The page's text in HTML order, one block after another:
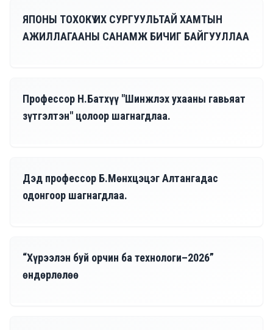
ЯПОНЫ ТОХОКҮ ИХ СУРГУУЛЬТАЙ ХАМТЫН
АЖИЛЛАГААНЫ САНАМЖ БИЧИГ БАЙГУУЛЛАА
Профессор Н.Батхүү "Шинжлэх ухааны гавьяат
зүтгэлтэн" цолоор шагнагдлаа.
Дэд профессор Б.Мөнхцэцэг Алтангадас
одонгоор шагнагдлаа.
“Хүрээлэн буй орчин ба технологи–2026”
өндөрлөлөө